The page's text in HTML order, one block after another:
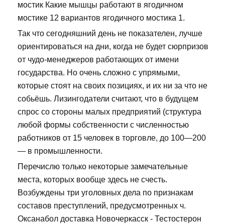
мостик Какие мышцы работают в ягодичном
мостике 12 вариантов ягодичного мостика 1.
Так что сегодняшний день не показателен, лучше
ориентироваться на дни, когда не будет сюрпризов
от чудо-менеджеров работающих от имени
государства. Но очень сложно с упрямыми,
которые стоят на своих позициях, и их ни за что не
собьёшь. Лизингодатели считают, что в будущем
спрос со стороны малых предприятий (структура
любой формы собственности с численностью
работников от 15 человек в торговле, до 100—200
— в промышленности.
Перечислю только некоторые замечательные
места, которых вообще здесь не счесть.
Возбуждены три уголовных дела по признакам
составов преступлений, предусмотренных ч.
Оксанабол доставка Новочеркасск - Тестостерон